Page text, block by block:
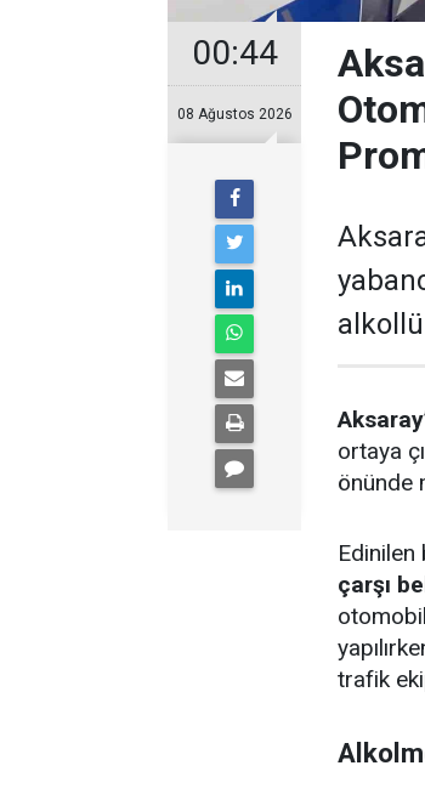
00:44
08 Ağustos 2026
ortaya
önünde
çarşı
trafik